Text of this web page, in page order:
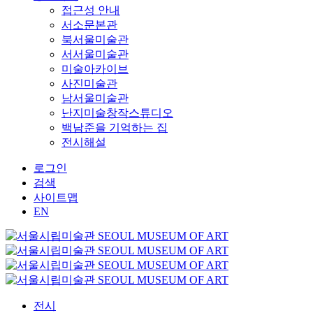
접근성 안내
서소문본관
북서울미술관
서서울미술관
미술아카이브
사진미술관
남서울미술관
난지미술창작스튜디오
백남준을 기억하는 집
전시해설
로그인
검색
사이트맵
EN
전시